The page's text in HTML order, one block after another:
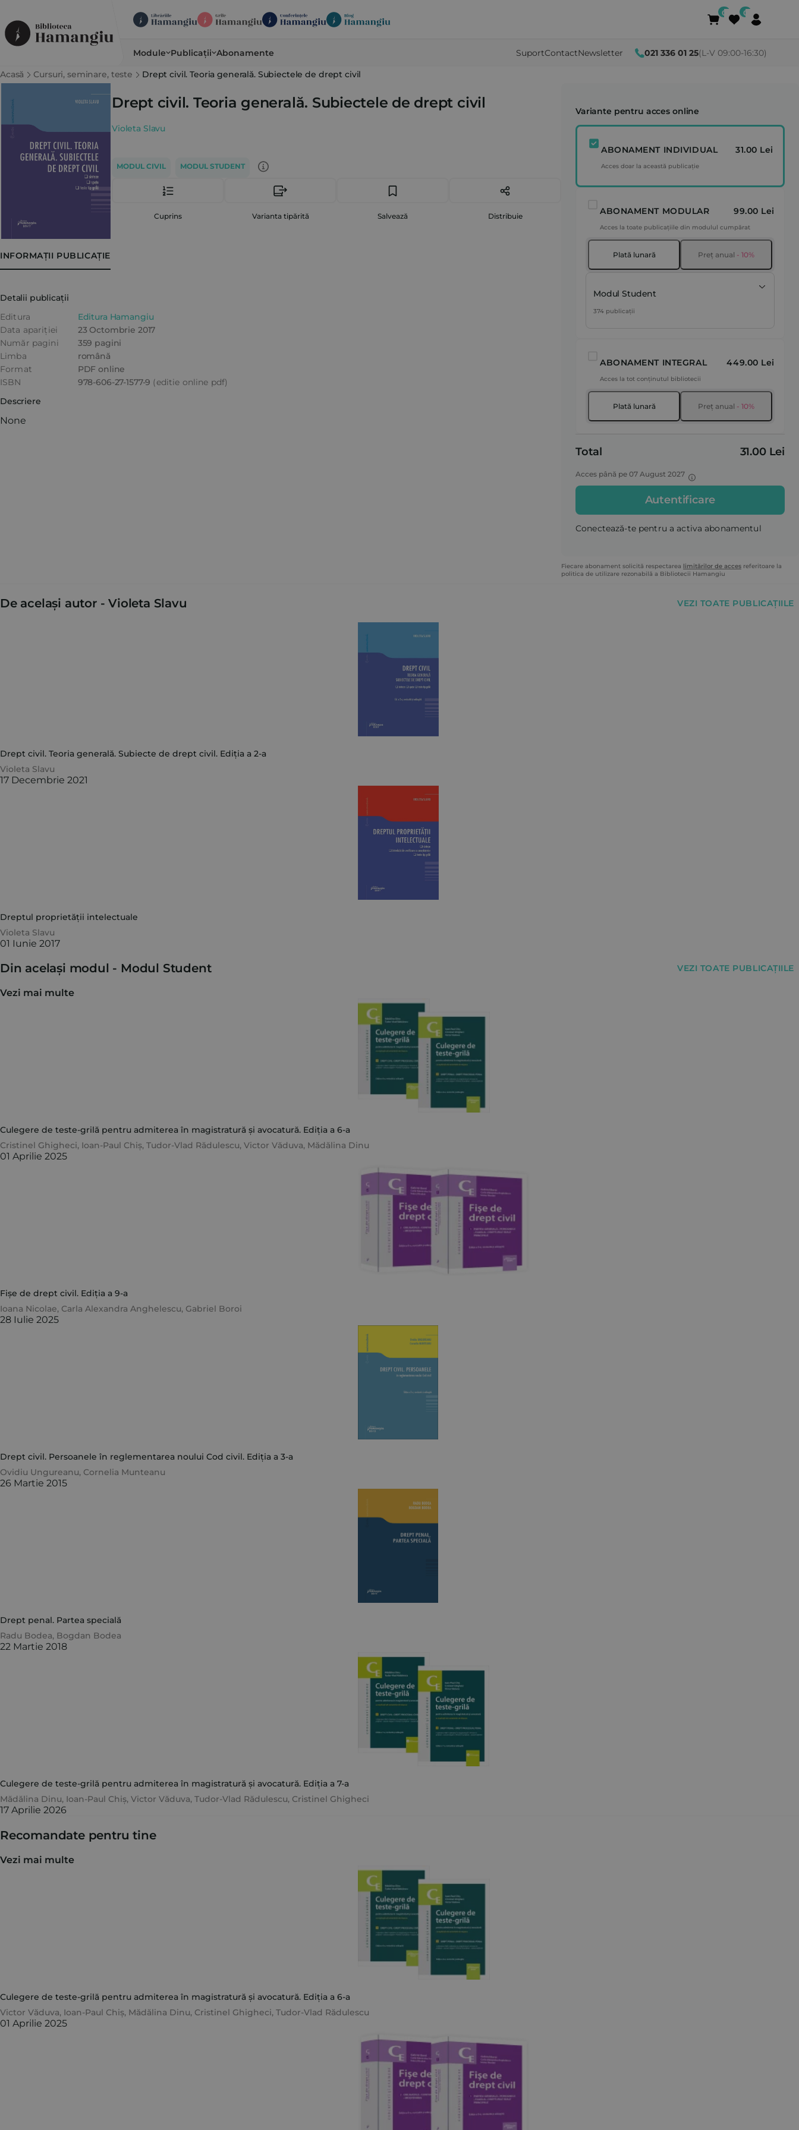
Module Publicații Abonamente SuportContactNewsletter 021 336 01 25(L-V 09:00-16:30)
Acasă Cursuri, seminare, teste Drept civil. Teoria generală. Subiectele de drept civil
Drept civil. Teoria generală. Subiectele de drept civil
Violeta Slavu
MODUL CIVIL MODUL STUDENT
Cuprins Varianta tipărită Salvează Distribuie
INFORMAȚII PUBLICAȚIE
Detalii publicații
Editura
Editura Hamangiu
Data apariției
23 Octombrie 2017
Număr pagini
359 pagini
Limba
română
Format
PDF online
ISBN
978-606-27-1577-9 (editie online pdf)
Descriere
None
Variante pentru acces online
ABONAMENT INDIVIDUAL 31.00 Lei
Acces doar la această publicație
ABONAMENT MODULAR 99.00 Lei
Acces la toate publicațiile din modulul cumpărat
Plată lunară Preț anual - 10%
Modul Student
374 publicații
ABONAMENT INTEGRAL 449.00 Lei
Acces la tot conținutul bibliotecii
Plată lunară Preț anual - 10%
Total 31.00 Lei
Acces până pe 07 August 2027
Autentificare
Conectează-te pentru a activa abonamentul
Fiecare abonament solicită respectarea limitărilor de acces referitoare la
politica de utilizare rezonabilă a Bibliotecii Hamangiu
De același autor - Violeta Slavu VEZI TOATE PUBLICAȚIILE
Drept civil. Teoria generală. Subiecte de drept civil. Ediția a 2-a
Violeta Slavu
17 Decembrie 2021
Dreptul proprietății intelectuale
Violeta Slavu
01 Iunie 2017
Din același modul - Modul Student VEZI TOATE PUBLICAȚIILE
Vezi mai multe
Culegere de teste-grilă pentru admiterea în magistratură și avocatură. Ediția a 6-a
Cristinel Ghigheci, Ioan-Paul Chiș, Tudor-Vlad Rădulescu, Victor Văduva, Mădălina Dinu
01 Aprilie 2025
Fișe de drept civil. Ediția a 9-a
Ioana Nicolae, Carla Alexandra Anghelescu, Gabriel Boroi
28 Iulie 2025
Drept civil. Persoanele în reglementarea noului Cod civil. Ediția a 3-a
Ovidiu Ungureanu, Cornelia Munteanu
26 Martie 2015
Drept penal. Partea specială
Radu Bodea, Bogdan Bodea
22 Martie 2018
Culegere de teste-grilă pentru admiterea în magistratură și avocatură. Ediția a 7-a
Mădălina Dinu, Ioan-Paul Chiș, Victor Văduva, Tudor-Vlad Rădulescu, Cristinel Ghigheci
17 Aprilie 2026
Recomandate pentru tine
Vezi mai multe
Culegere de teste-grilă pentru admiterea în magistratură și avocatură. Ediția a 6-a
Victor Văduva, Ioan-Paul Chiș, Mădălina Dinu, Cristinel Ghigheci, Tudor-Vlad Rădulescu
01 Aprilie 2025